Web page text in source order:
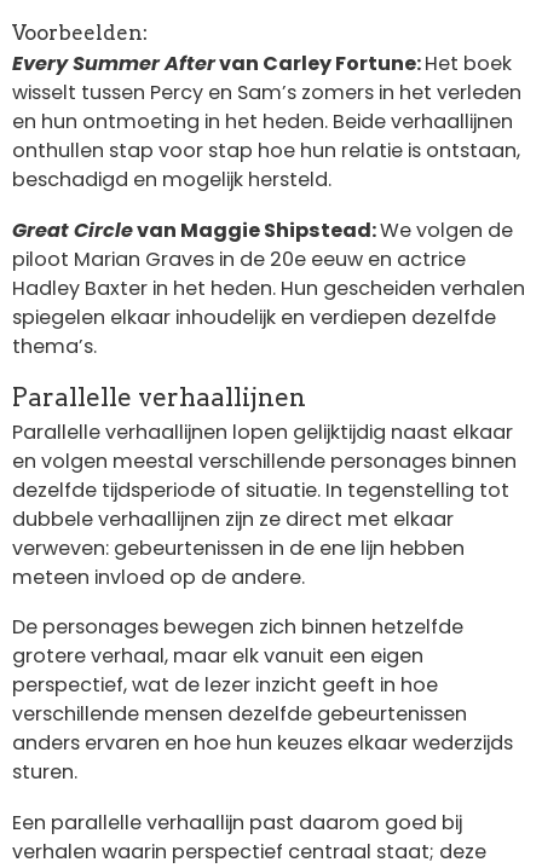
Voorbeelden:
Every Summer Aftervan Carley Fortune:Het boek
wisselt tussen Percy en Sam’s zomers in het verleden
en hun ontmoeting in het heden. Beide verhaallijnen
onthullen stap voor stap hoe hun relatie is ontstaan,
beschadigd en mogelijk hersteld.
Great Circlevan Maggie Shipstead:We volgen de
piloot Marian Graves in de 20e eeuw en actrice
Hadley Baxter in het heden. Hun gescheiden verhalen
spiegelen elkaar inhoudelijk en verdiepen dezelfde
thema’s.
Parallelle verhaallijnen
Parallelle verhaallijnen lopen gelijktijdig naast elkaar
en volgen meestal verschillende personages binnen
dezelfde tijdsperiode of situatie. In tegenstelling tot
dubbele verhaallijnen zijn ze direct met elkaar
verweven: gebeurtenissen in de ene lijn hebben
meteen invloed op de andere.
De personages bewegen zich binnen hetzelfde
grotere verhaal, maar elk vanuit een eigen
perspectief, wat de lezer inzicht geeft in hoe
verschillende mensen dezelfde gebeurtenissen
anders ervaren en hoe hun keuzes elkaar wederzijds
sturen.
Een parallelle verhaallijn past daarom goed bij
verhalen waarin perspectief centraal staat; deze